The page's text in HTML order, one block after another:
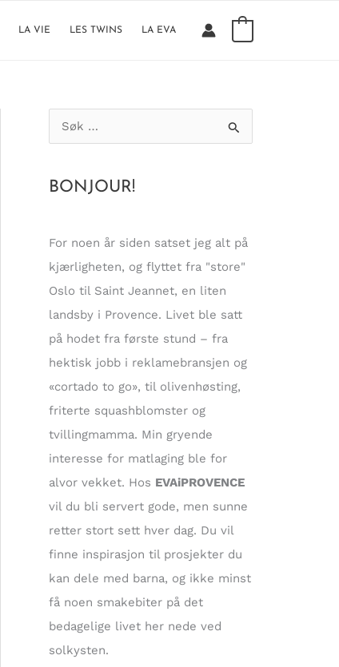
LA VIE LES TWINS LA EVA
ø
e
t
e
r
:
BONJOUR!
For noen år siden satset jeg alt på
kjærligheten, og flyttet fra "store"
Oslo til Saint Jeannet, en liten
landsby i Provence. Livet ble satt
på hodet fra første stund – fra
hektisk jobb i reklamebransjen og
«cortado to go», til olivenhøsting,
friterte squashblomster og
tvillingmamma. Min gryende
interesse for matlaging ble for
alvor vekket. Hos EVAiPROVENCE
vil du bli servert gode, men sunne
retter stort sett hver dag. Du vil
finne inspirasjon til prosjekter du
kan dele med barna, og ikke minst
få noen smakebiter på det
bedagelige livet her nede ved
solkysten.